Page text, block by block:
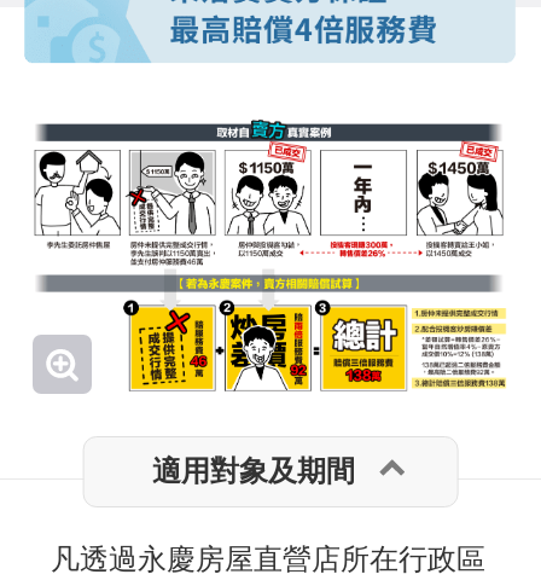
適用對象及期間
凡透過永慶房屋直營店所在行政區